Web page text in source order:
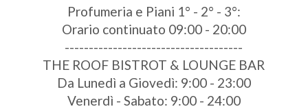
Profumeria e Piani 1° - 2° - 3°:
Orario continuato 09:00 - 20:00
-------------------------------------
THE ROOF BISTROT & LOUNGE BAR
Da Lunedì a Giovedì: 9:00 - 23:00
Venerdì - Sabato: 9:00 - 24:00